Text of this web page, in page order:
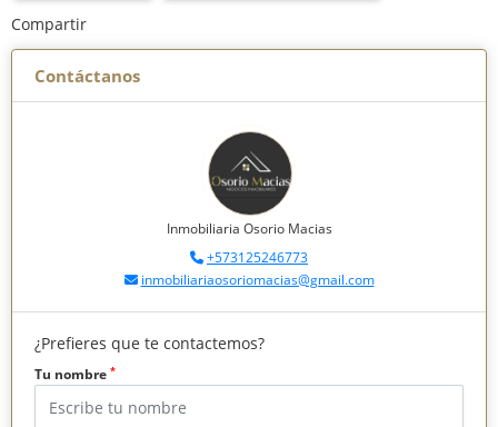
Compartir
Contáctanos
Inmobiliaria Osorio Macias
+573125246773
inmobiliariaosoriomacias@gmail.com
¿Prefieres que te contactemos?
Tu nombre *